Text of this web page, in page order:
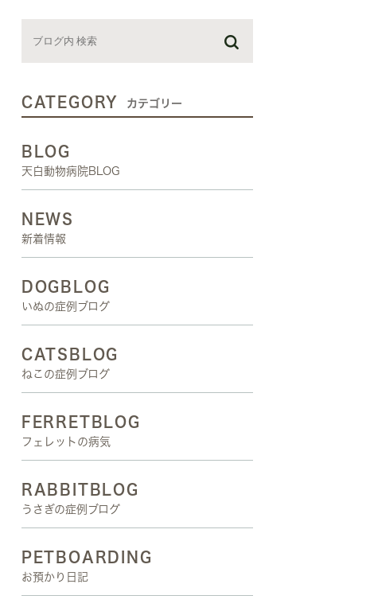
CATEGORY カテゴリー
BLOG
天白動物病院BLOG
NEWS
新着情報
DOGBLOG
いぬの症例ブログ
CATSBLOG
ねこの症例ブログ
FERRETBLOG
フェレットの病気
RABBITBLOG
うさぎの症例ブログ
PETBOARDING
お預かり日記